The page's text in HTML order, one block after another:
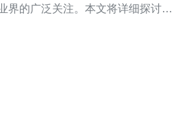
界的广泛关注。本文将详细探讨阿
年9月，